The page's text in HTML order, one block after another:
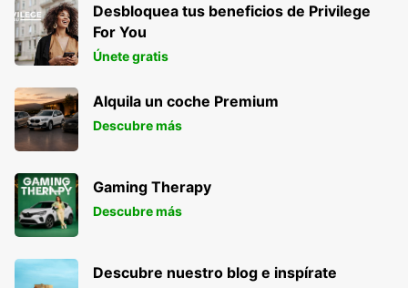
Desbloquea tus beneficios de Privilege
For You
Únete gratis
Alquila un coche Premium
Descubre más
Gaming Therapy
Descubre más
Descubre nuestro blog e inspírate